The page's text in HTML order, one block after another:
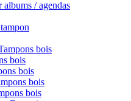
albums / agendas
bois
bois
bois
bois
bois